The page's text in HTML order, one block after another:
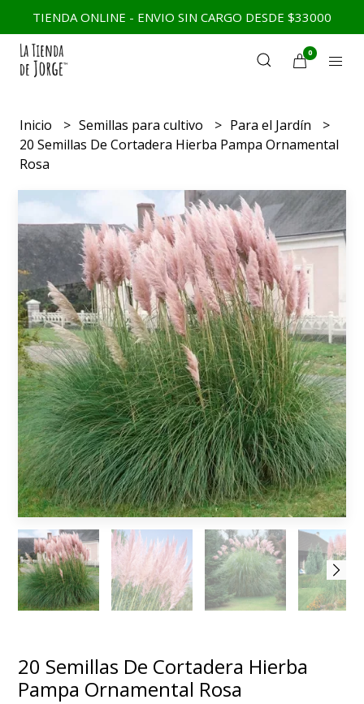
TIENDA ONLINE - ENVIO SIN CARGO DESDE $33000
0
Inicio Semillas para cultivo
Para el Jardín
20 Semillas De Cortadera Hierba Pampa Ornamental
Rosa
20 Semillas De Cortadera Hierba
Pampa Ornamental Rosa